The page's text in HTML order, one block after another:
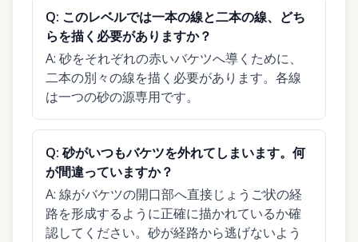
Q: このレベルでは一本の線と二本の線、どち
らを描く必要がありますか？
A: 砂をそれぞれの赤いバケツへ導くために、
二本の別々の線を描く必要があります。各線
は一つの砂の源専用です。
Q: 砂がいつもバケツを外れてしまいます。何
が間違っていますか？
A: 線がバケツの開口部へ直接じょうご状の経
路を形成するように正確に描かれているか確
認してください。砂が経路から逃げないよう